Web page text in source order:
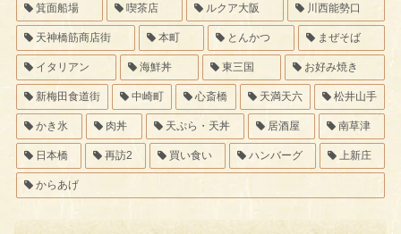
箕面船場 喫茶店 ルクア大阪 川西能勢口
天神橋筋商店街 本町 とんかつ まぜそば
イタリアン 海鮮丼 東三国 お好み焼き
新梅田食道街 中崎町 心斎橋 天満天六 松井山手
かき氷 肉丼 天ぷら・天丼 居酒屋 南草津
日本橋 再訪2 買い食い ハンバーグ 上新庄
からあげ